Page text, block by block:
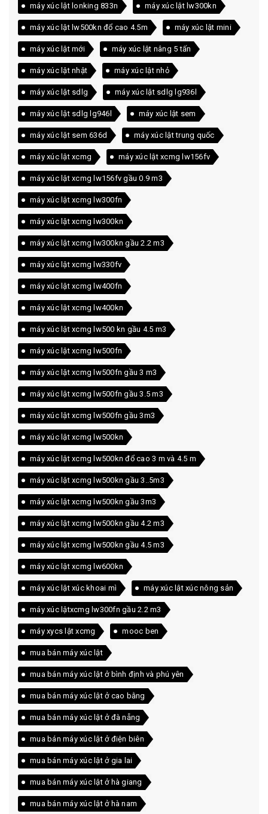
máy xúc lật lonking 833n máy xúc lật lw300kn
máy xúc lật lw500kn đổ cao 4.5m máy xúc lật mini
máy xúc lật mới máy xúc lật nâng 5 tấn
máy xúc lật nhật máy xúc lật nhỏ
máy xúc lật sdlg máy xúc lật sdlg lg936l
máy xúc lật sdlg lg946l máy xúc lật sem
máy xúc lật sem 636d máy xúc lật trung quốc
máy xúc lật xcmg máy xúc lật xcmg lw156fv
máy xúc lật xcmg lw156fv gầu 0.9 m3
máy xúc lật xcmg lw300fn
máy xúc lật xcmg lw300kn
máy xúc lật xcmg lw300kn gầu 2.2 m3
máy xúc lật xcmg lw330fv
máy xúc lật xcmg lw400fn
máy xúc lật xcmg lw400kn
máy xúc lật xcmg lw500 kn gầu 4.5 m3
máy xúc lật xcmg lw500fn
máy xúc lật xcmg lw500fn gầu 3 m3
máy xúc lật xcmg lw500fn gầu 3.5 m3
máy xúc lật xcmg lw500fn gầu 3m3
máy xúc lật xcmg lw500kn
máy xúc lật xcmg lw500kn đổ cao 3 m và 4.5 m
máy xúc lật xcmg lw500kn gầu 3..5m3
máy xúc lật xcmg lw500kn gầu 3m3
máy xúc lật xcmg lw500kn gầu 4.2 m3
máy xúc lật xcmg lw500kn gầu 4.5 m3
máy xúc lật xcmg lw600kn
máy xúc lật xúc khoai mì máy xúc lật xúc nông sản
máy xúc lậtxcmg lw300fn gầu 2.2 m3
máy xycs lật xcmg mooc ben
mua bán máy xúc lật
mua bán máy xúc lật ở bình định và phú yên
mua bán máy xúc lật ở cao bằng
mua bán máy xúc lật ở đà nẵng
mua bán máy xúc lật ở điện biên
mua bán máy xúc lật ở gia lai
mua bán máy xúc lật ở hà giang
mua bán máy xúc lật ở hà nam